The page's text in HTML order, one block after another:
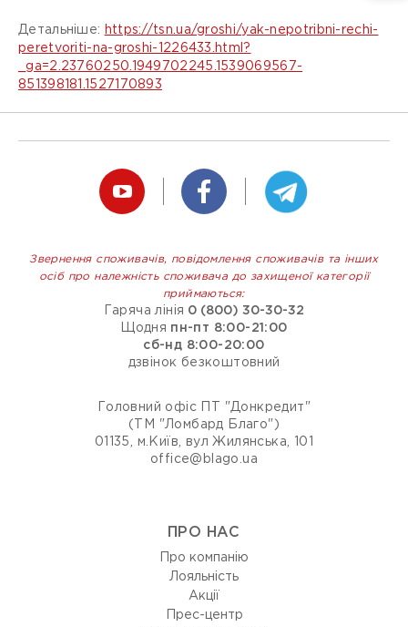
Детальніше:
https://tsn.ua/groshi/yak-nepotribni-rechi-
peretvoriti-na-groshi-1226433.html?
_ga=2.23760250.1949702245.1539069567-
851398181.1527170893
Звернення споживачів, повідомлення споживачів та інших
осіб про належність споживача до захищеної категорії
приймаються:
Гаряча лінія 0 (800) 30-30-32
Щодня пн-пт 8:00-21:00
сб-нд 8:00-20:00
дзвінок безкоштовний
Головний офіс ПТ "Донкредит"
(ТМ "Ломбард Благо")
01135, м.Київ, вул Жилянська, 101
office@blago.ua
ПРО НАС
Про компанію
Лояльність
Акції
Прес-центр